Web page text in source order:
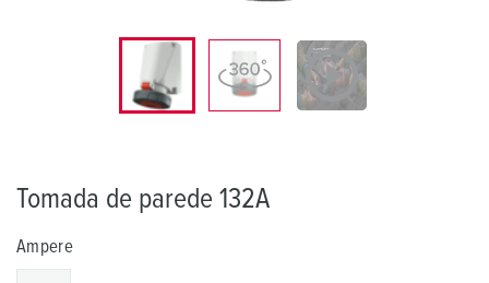
Tomada de parede 132A
Ampere